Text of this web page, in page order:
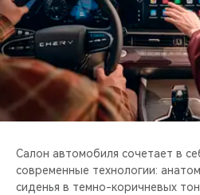
Салон автомобиля сочетает в
современные технологии:
сиденья в темно-коричневых